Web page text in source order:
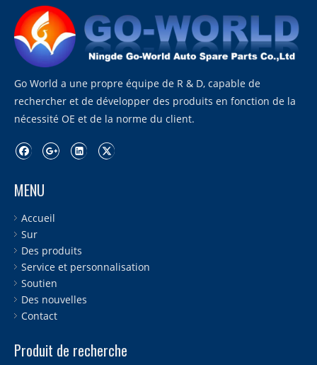
Go World a une propre équipe de R & D, capable de
rechercher et de développer des produits en fonction de la
nécessité OE et de la norme du client.
MENU
Accueil
Sur
Des produits
Service et personnalisation
Soutien
Des nouvelles
Contact
Produit de recherche